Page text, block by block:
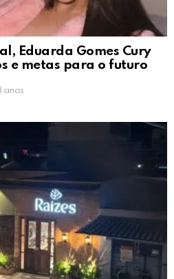
Eduarda Gomes Cury
e metas para o futuro
anos